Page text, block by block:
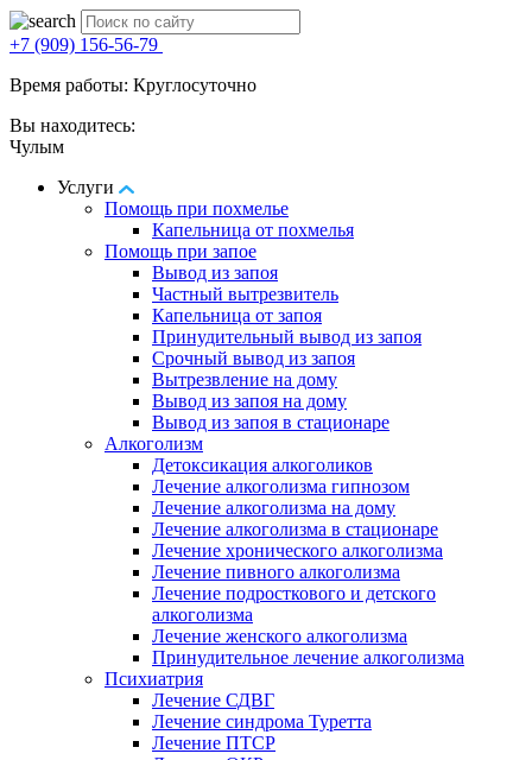
+7 (909) 156-56-79
Время работы: Круглосуточно
Вы находитесь:
Чулым
Услуги
Помощь при похмелье
Капельница от похмелья
Помощь при запое
Вывод из запоя
Частный вытрезвитель
Капельница от запоя
Принудительный вывод из запоя
Срочный вывод из запоя
Вытрезвление на дому
Вывод из запоя на дому
Вывод из запоя в стационаре
Алкоголизм
Детоксикация алкоголиков
Лечение алкоголизма гипнозом
Лечение алкоголизма на дому
Лечение алкоголизма в стационаре
Лечение хронического алкоголизма
Лечение пивного алкоголизма
Лечение подросткового и детского
алкоголизма
Лечение женского алкоголизма
Принудительное лечение алкоголизма
Психиатрия
Лечение СДВГ
Лечение синдрома Туретта
Лечение ПТСР